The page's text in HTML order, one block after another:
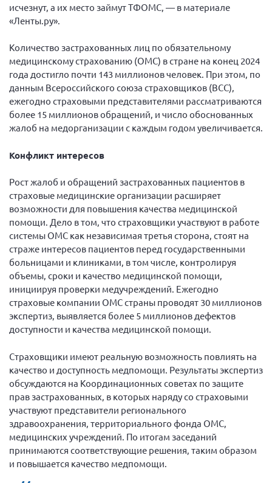
Конференция ОООИБРС 2025
Экспертный совет ОООИБРС 2025
Конференция ОООИБРС 2024
Конференция ОООИБРС 2023
Конференция ОООИБРС 2022
Конференция ОООИБРС 2021
Конференция ВСЭ 2021
Документы съездов
Первый съезд
Второй съезд
Третий съезд
Четвертый съезд
Пятый съезд
Шестой съезд
ОФ «Фонд содействия больным рассеянным
склерозом»
Новости: Казахстан
Письма и официальные ответы
Нормативно-правовые документы
Методическая литература для НКО
Публичные отчеты
Исследования, аналитика, мнения
Всероссийская онлайн конференция
"Рассеянный склероз. XX лет работы
ОООИБРС" (25-29.08.2020)
исчезнут, а их место займут ТФОМС, — в материале
«Ленты.ру».
Количество застрахованных лиц по обязательному
медицинскому страхованию (ОМС) в стране на конец 2024
года достигло почти 143 миллионов человек. При этом, по
данным Всероссийского союза страховщиков (ВСС),
ежегодно страховыми представителями рассматриваются
более 15 миллионов обращений, и число обоснованных
жалоб на медорганизации с каждым годом увеличивается.
Конфликт интересов
Рост жалоб и обращений застрахованных пациентов в
страховые медицинские организации расширяет
возможности для повышения качества медицинской
помощи. Дело в том, что страховщики участвуют в работе
системы ОМС как независимая третья сторона, стоят на
страже интересов пациентов перед государственными
больницами и клиниками, в том числе, контролируя
объемы, сроки и качество медицинской помощи,
инициируя проверки медучреждений. Ежегодно
страховые компании ОМС страны проводят 30 миллионов
экспертиз, выявляется более 5 миллионов дефектов
доступности и качества медицинской помощи.
Страховщики имеют реальную возможность повлиять на
качество и доступность медпомощи. Результаты экспертиз
обсуждаются на Координационных советах по защите
прав застрахованных, в которых наряду со страховыми
участвуют представители регионального
здравоохранения, территориального фонда ОМС,
медицинских учреждений. По итогам заседаний
принимаются соответствующие решения, таким образом
и повышается качество медпомощи.